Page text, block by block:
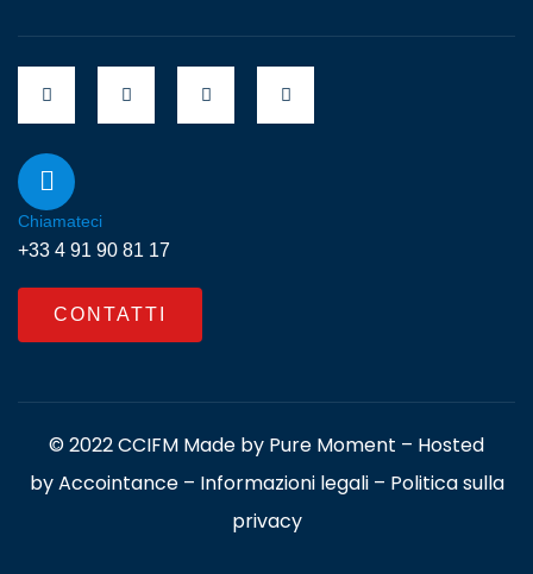
Chiamateci
+33 4 91 90 81 17
CONTATTI
© 2022 CCIFM Made by Pure Moment – Hosted
byAccointance– Informazioni legali– Politica sulla
privacy